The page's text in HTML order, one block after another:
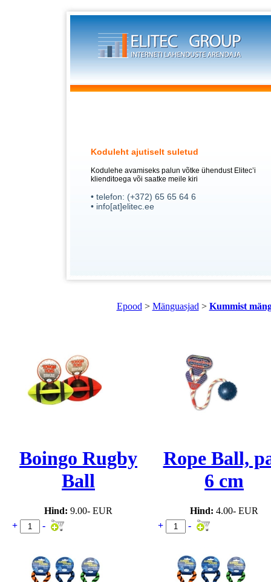
Koduleht ajutiselt suletud
Kodulehe avamiseks palun võtke ühendust Elitec’i
klienditoega või saatke meile kiri
• telefon: (+372) 65 65 64 6
• info[at]elitec.ee
Epood > Mänguasjad > Kummist
Boingo Rugby
Ball
Hind: 9.00- EUR
+
-
Rope Ball,
6 cm
Hind: 4.00- EUR
+
-